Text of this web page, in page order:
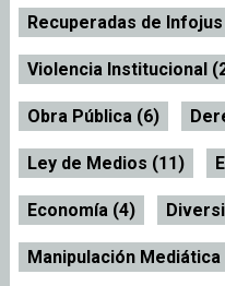
Recuperadas de
Violencia Institucional
Obra Pública (6)
Ley de Medios (11)
Economía (4)
Manipulación Mediática